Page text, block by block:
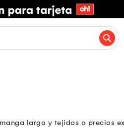
larga y tejidos a precios